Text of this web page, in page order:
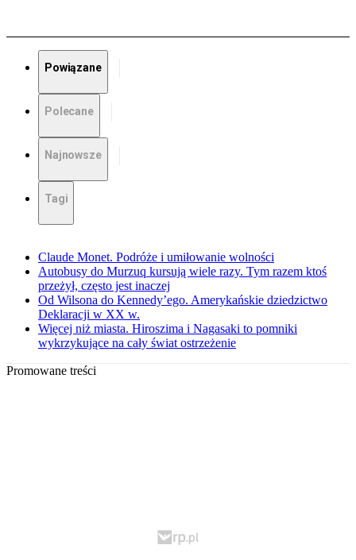
Powiązane
Polecane
Najnowsze
Tagi
Claude Monet. Podróże i umiłowanie wolności
Autobusy do Murzuq kursują wiele razy. Tym razem ktoś
przeżył, często jest inaczej
Od Wilsona do Kennedy’ego. Amerykańskie dziedzictwo
Deklaracji w XX w.
Więcej niż miasta. Hiroszima i Nagasaki to pomniki
wykrzykujące na cały świat ostrzeżenie
Promowane treści